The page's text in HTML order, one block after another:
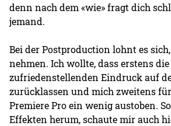
denn nach dem «wie» fragt dich
jemand.
Bei der Postproduction lohnt es
nehmen. Ich wollte, dass erstens
zufriedenstellenden Eindruck auf
zurücklassen und mich zweitens
Premiere Pro ein wenig austoben.
Effekten herum, schaute mir auch